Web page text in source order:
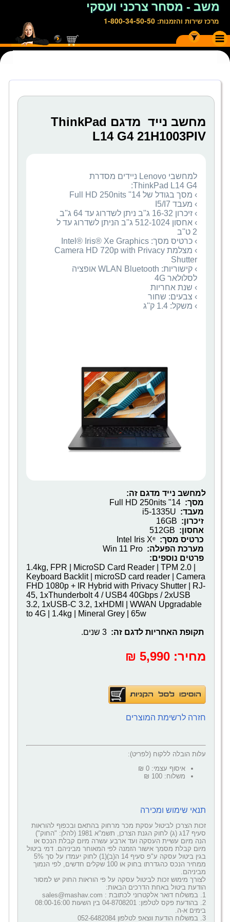
משב - מסחר צרכני ועסקי
מרכז שירות והזמנות: 1-800-34-50-50
מחשב נייד מדגם ThinkPad
L14 G4 21H1003PIV
למחשבי Lenovo ניידים מסדרת
› אחסון 512-1024 ג''ב הניתן לשדרוג עד ל
› מצלמת Camera HD 720p with Privacy
› קישוריות: WLAN Bluetooth אופציה
› משקל: 1.4 ק''ג
למחשב נייד מדגם זה:
מסך: 14" Full HD 250nits
מעבד:
זיכרון:
אחסון:
כרטיס מסך: Intel Iris Xᵉ
מערכת הפעלה: Win 11 Pro
פרטים נוספים:
1.4kg, FPR | MicroSD Card Reader | TPM 2.0 |
Keyboard Backlit | microSD card reader | Camera
FHD 1080p + IR Hybrid with Privacy Shutter | RJ-
45, 1xThunderbolt 4 / USB4 40Gbps / 2xUSB
3.2, 1xUSB-C 3.2, 1xHDMI | WWAN Upgradable
to 4G | 1.4kg | Mineral Grey | 65w
תקופת האחריות לדגם זה: 3 שנים. ‎
מחיר:‎5,990 ₪
חזרה לרשימת המוצרים
עלות הובלה ללקוח (לפריט):
איסוף עצמי: 0 ₪
משלוח: 100 ₪
תנאי שימוש ומכירה
זכות הצרכן לביטול עסקת מכר מרחוק בהתאם ובכפוף להוראות
סעיף 17ג (ג) לחוק הגנת הצרכן, תשמ"א 1981 (להלן: "החוק")
הנה מיום עשיית העסקה ועד ארבע עשרה מיום קבלת הנכס או
מיום קבלת מסמך אישור הזמנה לפי המאוחר מביניהם. דמי ביטול
בגין ביטול עסקה ע"פ סעיף 14 ה(ב)(1) לחוק יעמדו על סך 5%
ממחיר הנכס כהגדרתו בחוק או 100 שקלים חדשים, לפי הנמוך
מביניהם.
לצורך מימוש זכות לביטול עסקה על פי הוראות החוק יש למסור
הודעת ביטול באחת הדרכים הבאות:
1. במשלוח דואר אלקטרוני לכתובת : sales@mashav.com
2. בהודעת פקס לטלפון: 04-8708201 בין השעות 08:00-16:00
בימים א-ה.
3. במשלוח הודעת ווצאפ לטלפון 052-6482084